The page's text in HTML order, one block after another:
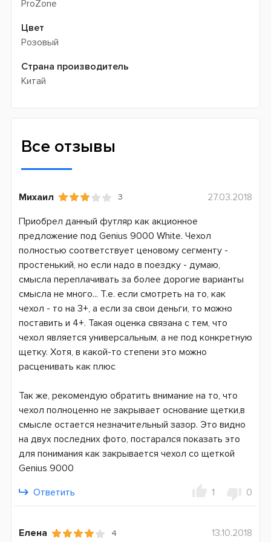
ProZone
Цвет
Розовый
Страна производитель
Китай
Все отзывы
Михаил 3
27.03.2018
Приобрел данный футляр как акционное
предложение под Genius 9000 White. Чехол
полностью соответствует ценовому сегменту -
простенький, но если надо в поездку - думаю,
смысла переплачивать за более дорогие варианты
смысла не много... Т.е. если смотреть на то, как
чехол - то на 3+, а если за свои деньги, то можно
поставить и 4+. Такая оценка связана с тем, что
чехол является универсальным, а не под конкретную
щетку. Хотя, в какой-то степени это можно
расценивать как плюс
Так же, рекомендую обратить внимание на то, что
чехол полноценно не закрывает основание щетки,в
смысле остается незначительный зазор. Это видно
на двух последних фото, постарался показать это
для понимания как закрывается чехол со щеткой
Genius 9000
Ответить
1 0
Елена 4 13.10.2018